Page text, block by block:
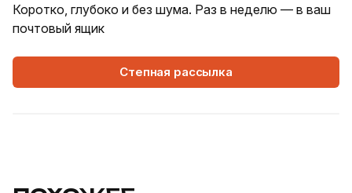
Коротко, глубоко и без шума. Раз в неделю — в ваш
почтовый ящик
Степная рассылка